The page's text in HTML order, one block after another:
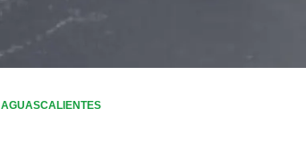
AGUASCALIENTES